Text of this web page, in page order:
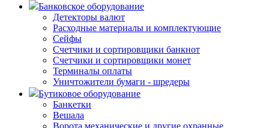
Банковское оборудование
Детекторы валют
Расходные материалы и комплектующие
Сейфы
Счетчики и сортировщики банкнот
Счетчики и сортировщики монет
Терминалы оплаты
Уничтожители бумаги - шредеры
Бутиковое оборудование
Банкетки
Вешала
Ворота механические и другие охранные